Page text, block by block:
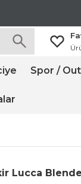
Spor /
Lucca